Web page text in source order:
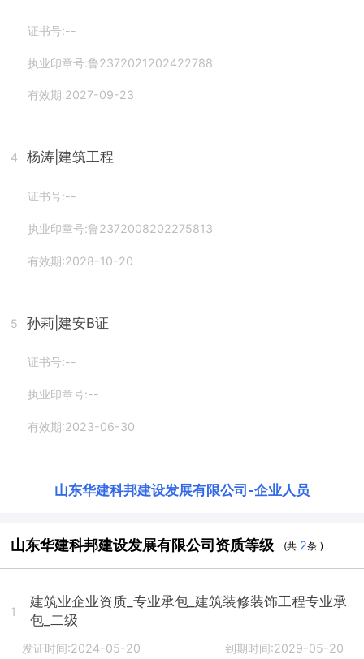
证书号:--
执业印章号:鲁2372021202422788
有效期:2027-09-23
4 杨涛 |建筑工程
证书号:--
执业印章号:鲁2372008202275813
有效期:2028-10-20
5 孙莉 |建安B证
证书号:--
执业印章号:--
有效期:2023-06-30
山东华建科邦建设发展有限公司 -企业人员
山东华建科邦建设发展有限公司资质等级 (共 2条 )
1
建筑业企业资质_专业承包_建筑装修装饰工程专业承
包_二级
发证时间:2024-05-20 到期时间:2029-05-20